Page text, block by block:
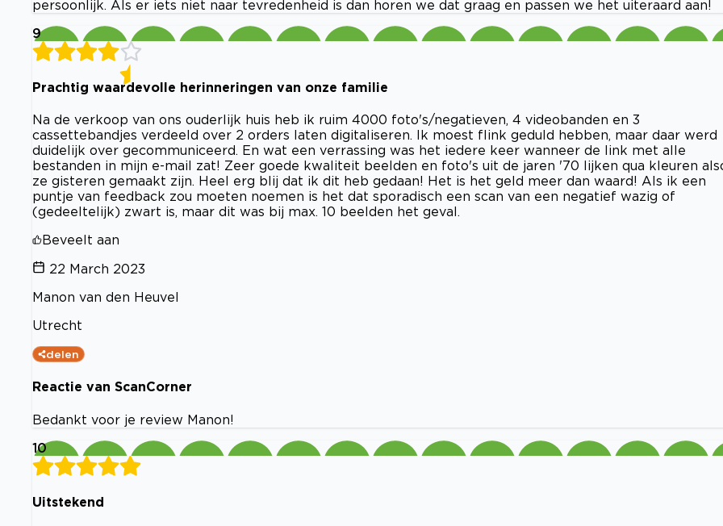
persoonlijk. Als er iets niet naar tevredenheid is dan horen we dat graag en passen we het uiteraard aan!
9
Prachtig waardevolle herinneringen van onze familie
Na de verkoop van ons ouderlijk huis heb ik ruim 4000 foto's/negatieven, 4 videobanden en 3
cassettebandjes verdeeld over 2 orders laten digitaliseren. Ik moest flink geduld hebben, maar daar werd
duidelijk over gecommuniceerd. En wat een verrassing was het iedere keer wanneer de link met alle
bestanden in mijn e-mail zat! Zeer goede kwaliteit beelden en foto's uit de jaren '70 lijken qua kleuren
ze gisteren gemaakt zijn. Heel erg blij dat ik dit heb gedaan! Het is het geld meer dan waard! Als ik een
puntje van feedback zou moeten noemen is het dat sporadisch een scan van een negatief wazig of
(gedeeltelijk) zwart is, maar dit was bij max. 10 beelden het geval.
Beveelt aan
22 March 2023
Manon van den Heuvel
Utrecht
delen
Reactie van ScanCorner
Bedankt voor je review Manon!
10
Uitstekend